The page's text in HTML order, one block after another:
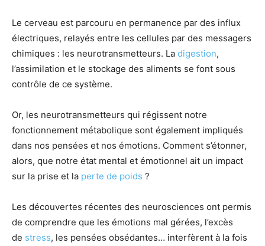
Le cerveau est parcouru en permanence par des influx
électriques, relayés entre les cellules par des messagers
chimiques : les neurotransmetteurs. La digestion,
l’assimilation et le stockage des aliments se font sous
contrôle de ce système.
Or, les neurotransmetteurs qui régissent notre
fonctionnement métabolique sont également impliqués
dans nos pensées et nos émotions. Comment s’étonner,
alors, que notre état mental et émotionnel ait un impact
sur la prise et la perte de poids ?
Les découvertes récentes des neurosciences ont permis
de comprendre que les émotions mal gérées, l’excès
de stress, les pensées obsédantes… interfèrent à la fois